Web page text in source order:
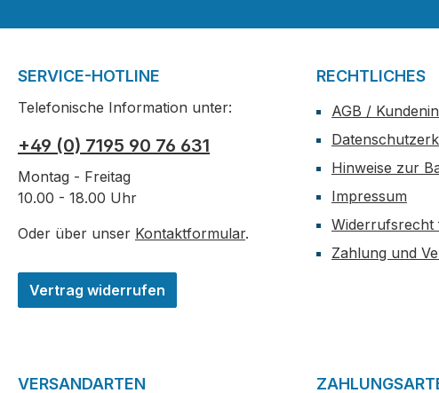
SERVICE-HOTLINE
Telefonische Information unter:
+49 (0) 7195 90 76 631
Montag - Freitag
10.00 - 18.00 Uhr
Oder über unser Kontaktformular.
Vertrag widerrufen
RECHTLICHES
AGB /
Hinweise zur
Impressum
Zahlung und
VERSANDARTEN